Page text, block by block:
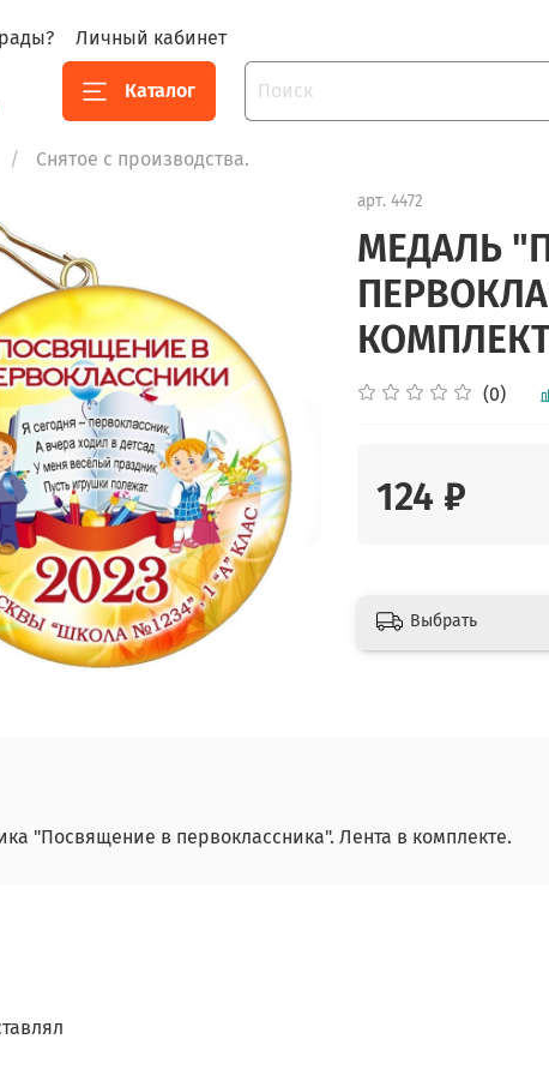
Личный кабинет
Каталог
Снятое с производства.
арт.4472
МЕДАЛЬ
(0)
124 ₽
Выбрать
"Посвящение в первоклассника". Лента в комплекте.